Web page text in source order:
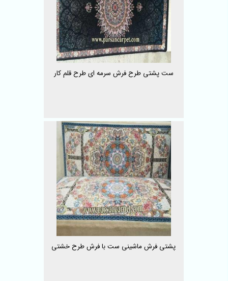
ست پشتی طرح فرش سرمه ای طرح قلم کار
پشتی فرش ماشینی ست با فرش طرح خشتی